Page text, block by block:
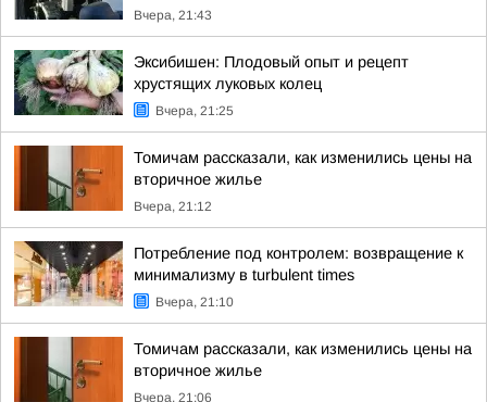
Вчера, 21:43
Эксибишен: Плодовый опыт и рецепт
хрустящих луковых колец
Вчера, 21:25
Томичам рассказали, как изменились цены на
вторичное жилье
Вчера, 21:12
Потребление под контролем: возвращение к
минимализму в turbulent times
Вчера, 21:10
Томичам рассказали, как изменились цены на
вторичное жилье
Вчера, 21:06